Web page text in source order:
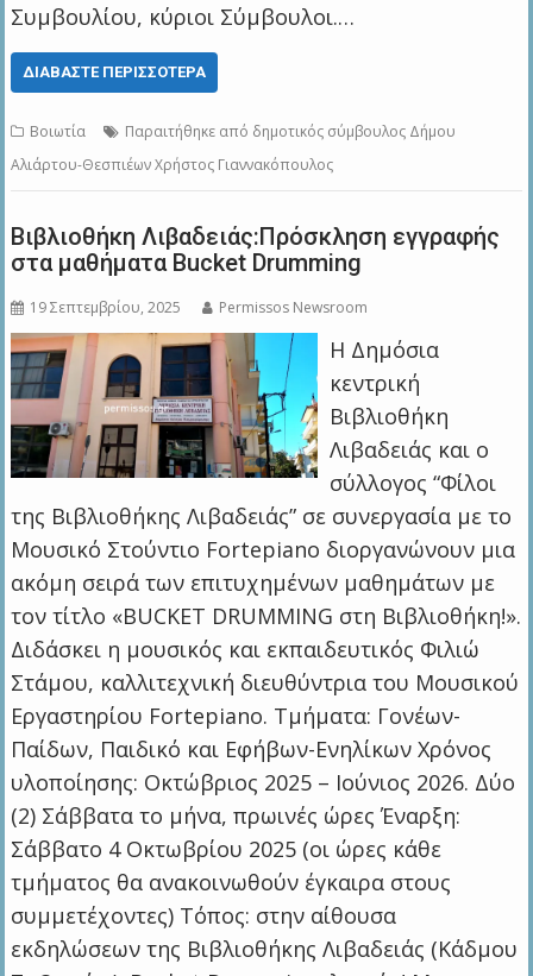
Συμβουλίου, κύριοι Σύμβουλοι.…
ΔΙΑΒΆΣΤΕ ΠΕΡΙΣΣΌΤΕΡΑ
Βοιωτία
Παραιτήθηκε από δημοτικός σύμβουλος Δήμου
Αλιάρτου-Θεσπιέων Χρήστος Γιαννακόπουλος
Βιβλιοθήκη Λιβαδειάς:Πρόσκληση εγγραφής
στα μαθήματα Bucket Drumming
19 Σεπτεμβρίου, 2025 Permissos Newsroom
Η Δημόσια
κεντρική
Βιβλιοθήκη
Λιβαδειάς και ο
σύλλογος “Φίλοι
της Βιβλιοθήκης Λιβαδειάς” σε συνεργασία με το
Μουσικό Στούντιο Fortepiano διοργανώνουν μια
ακόμη σειρά των επιτυχημένων μαθημάτων με
τον τίτλο «BUCKET DRUMMING στη Βιβλιοθήκη!».
Διδάσκει η μουσικός και εκπαιδευτικός Φιλιώ
Στάμου, καλλιτεχνική διευθύντρια του Μουσικού
Εργαστηρίου Fortepiano. Τμήματα: Γονέων-
Παίδων, Παιδικό και Εφήβων-Ενηλίκων Χρόνος
υλοποίησης: Οκτώβριος 2025 – Ιούνιος 2026. Δύο
(2) Σάββατα το μήνα, πρωινές ώρες Έναρξη:
Σάββατο 4 Οκτωβρίου 2025 (οι ώρες κάθε
τμήματος θα ανακοινωθούν έγκαιρα στους
συμμετέχοντες) Τόπος: στην αίθουσα
εκδηλώσεων της Βιβλιοθήκης Λιβαδειάς (Κάδμου